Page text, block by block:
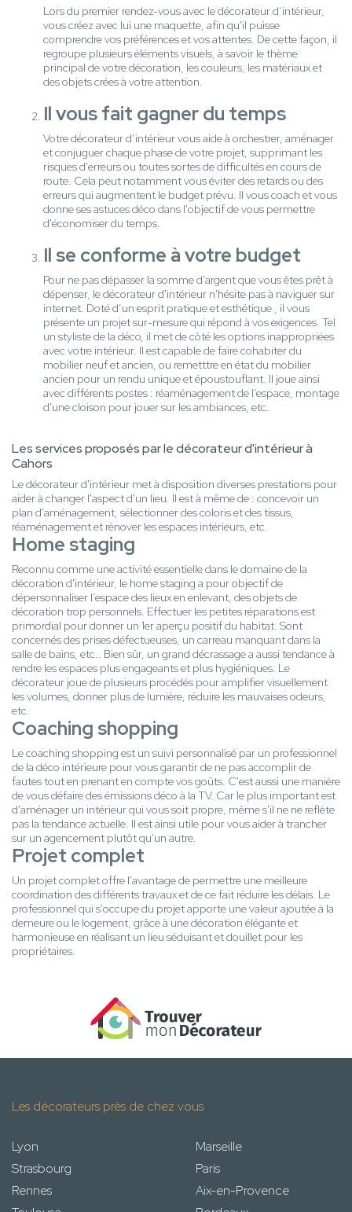
Lors du premier rendez-vous avec le décorateur d’intérieur,
vous créez avec lui une maquette, afin qu'il puisse
comprendre vos préférences et vos attentes. De cette façon, il
regroupe plusieurs éléments visuels, à savoir le thème
principal de votre décoration, les couleurs, les matériaux et
des objets crées à votre attention.
Il vous fait gagner du temps
Votre décorateur d’intérieur vous aide à orchestrer, aménager
et conjuguer chaque phase de votre projet, supprimant les
risques d'erreurs ou toutes sortes de difficultés en cours de
route. Cela peut notamment vous éviter des retards ou des
erreurs qui augmentent le budget prévu. Il vous coach et vous
donne ses astuces déco dans l'objectif de vous permettre
d'économiser du temps.
Il se conforme à votre budget
Pour ne pas dépasser la somme d'argent que vous êtes prêt à
dépenser, le décorateur d'intérieur n'hésite pas à naviguer sur
internet. Doté d’un esprit pratique et esthétique , il vous
présente un projet sur-mesure qui répond à vos exigences. Tel
un styliste de la déco, il met de côté les options inappropriées
avec votre intérieur. Il est capable de faire cohabiter du
mobilier neuf et ancien, ou remetttre en état du mobilier
ancien pour un rendu unique et époustouflant. Il joue ainsi
avec différents postes : réaménagement de l’espace, montage
d'une cloison pour jouer sur les ambiances, etc.
Les services proposés par le décorateur d'intérieur à
Cahors
Le décorateur d'intérieur met à disposition diverses prestations pour
aider à changer l'aspect d'un lieu. Il est à même de : concevoir un
plan d'aménagement, sélectionner des coloris et des tissus,
réaménagement et rénover les espaces intérieurs, etc.
Home staging
Reconnu comme une activité essentielle dans le domaine de la
décoration d'intérieur, le home staging a pour objectif de
dépersonnaliser l’espace des lieux en enlevant, des objets de
décoration trop personnels. Effectuer les petites réparations est
primordial pour donner un 1er aperçu positif du habitat. Sont
concernés des prises défectueuses, un carreau manquant dans la
salle de bains, etc.. Bien sûr, un grand décrassage a aussi tendance à
rendre les espaces plus engageants et plus hygiéniques. Le
décorateur joue de plusieurs procédés pour amplifier visuellement
les volumes, donner plus de lumière, réduire les mauvaises odeurs,
etc.
Coaching shopping
Le coaching shopping est un suivi personnalisé par un professionnel
de la déco intérieure pour vous garantir de ne pas accomplir de
fautes tout en prenant en compte vos goûts. C'est aussi une manière
de vous défaire des émissions déco à la TV. Car le plus important est
d'aménager un intérieur qui vous soit propre, même s'il ne ne reflète
pas la tendance actuelle. Il est ainsi utile pour vous aider à trancher
sur un agencement plutôt qu'un autre.
Projet complet
Un projet complet offre l'avantage de permettre une meilleure
coordination des différents travaux et de ce fait réduire les délais. Le
professionnel qui s'occupe du projet apporte une valeur ajoutée à la
demeure ou le logement, grâce à une décoration élégante et
harmonieuse en réalisant un lieu séduisant et douillet pour les
propriétaires.
Les décorateurs près de chez vous
Lyon
Marseille
Strasbourg
Paris
Rennes
Aix-en-Provence